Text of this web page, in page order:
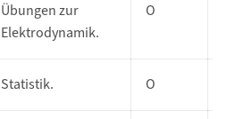
Übungen zur
Elektrodynamik.
O
Statistik. O